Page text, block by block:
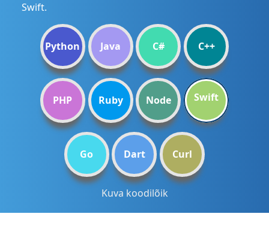
Swift.
Python Java C# C++
PHP Ruby Node Swift
Go Dart Curl
Kuva koodilõik